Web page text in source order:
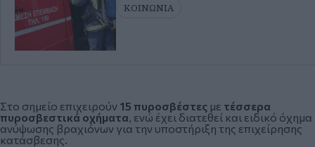
ΚΟΙΝΩΝΙΑ
Στο σημείο επιχειρούν 15 πυροσβέστες με τέσσερα
πυροσβεστικά οχήματα, ενώ έχει διατεθεί και ειδικό όχημα
ανύψωσης βραχιόνων για την υποστήριξη της επιχείρησης
κατάσβεσης.